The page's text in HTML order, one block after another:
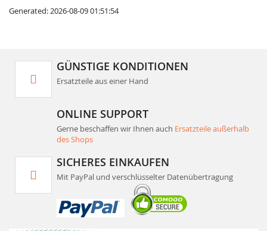
Generated: 2026-08-09 01:51:54
GÜNSTIGE KONDITIONEN
Ersatzteile aus einer Hand
ONLINE SUPPORT
Gerne beschaffen wir Ihnen auch Ersatzteile außerhalb
des Shops
SICHERES EINKAUFEN
Mit PayPal und verschlüsselter Datenübertragung